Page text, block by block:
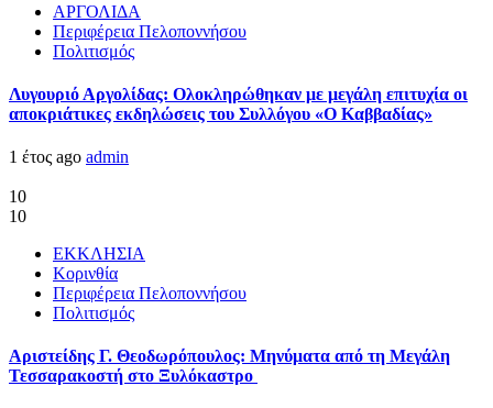
ΑΡΓΟΛΙΔΑ
Περιφέρεια Πελοποννήσου
Πολιτισμός
Λυγουριό Αργολίδας: Ολοκληρώθηκαν με μεγάλη επιτυχία οι
αποκριάτικες εκδηλώσεις του Συλλόγου «Ο Καββαδίας»
1 έτος ago admin
10
10
ΕΚΚΛΗΣΙΑ
Κορινθία
Περιφέρεια Πελοποννήσου
Πολιτισμός
Αριστείδης Γ. Θεοδωρόπουλος: Μηνύματα από τη Μεγάλη
Τεσσαρακοστή στο Ξυλόκαστρο